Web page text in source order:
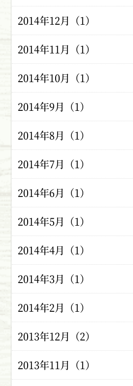
2014年12月（1）
2014年11月（1）
2014年10月（1）
2014年9月（1）
2014年8月（1）
2014年7月（1）
2014年6月（1）
2014年5月（1）
2014年4月（1）
2014年3月（1）
2014年2月（1）
2013年12月（2）
2013年11月（1）